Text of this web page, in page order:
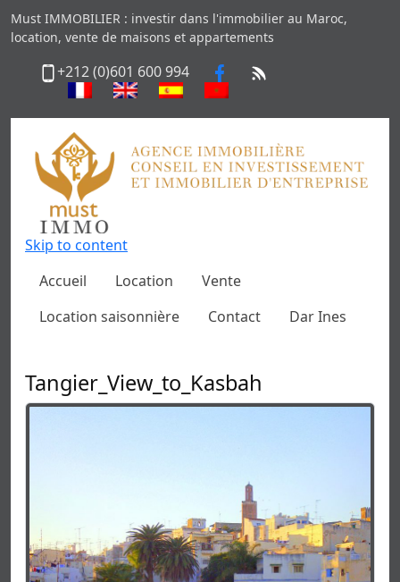
Must IMMOBILIER : investir dans l'immobilier au Maroc,
location, vente de maisons et appartements
+212 (0)601 600 994
Skip to content
Accueil
Location
Vente
Location saisonnière
Contact Dar Ines
Tangier_View_to_Kasbah